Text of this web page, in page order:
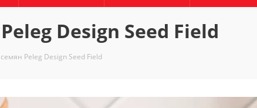
Design Seed Field
Peleg Design Seed Field